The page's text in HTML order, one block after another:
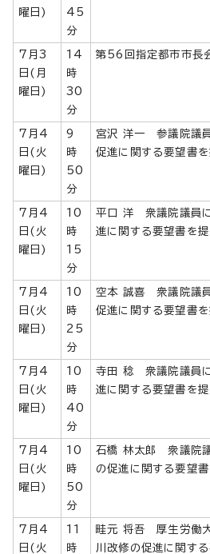
曜日)
45
分
7月3
日(月
曜日)
14
時
30
分
第56回指定都市市長
7月4
日(火
曜日)
9
時
50
分
宮沢 洋一 参議院議
促進に関する要望書
7月4
日(火
曜日)
10
時
15
分
平口 洋 衆議院議員
進に関する要望書を
7月4
日(火
曜日)
10
時
25
分
空本 誠喜 衆議院議
促進に関する要望書
7月4
日(火
曜日)
10
時
40
分
寺田 稔 衆議院議員
進に関する要望書を
7月4
日(火
曜日)
10
時
50
分
石橋 林太郎 衆議院
の促進に関する要望書
7月4
日(火
11
時
畦元 将吾 厚生労働
川改修の促進に関す